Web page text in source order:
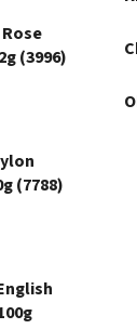
(3996)
(7788)